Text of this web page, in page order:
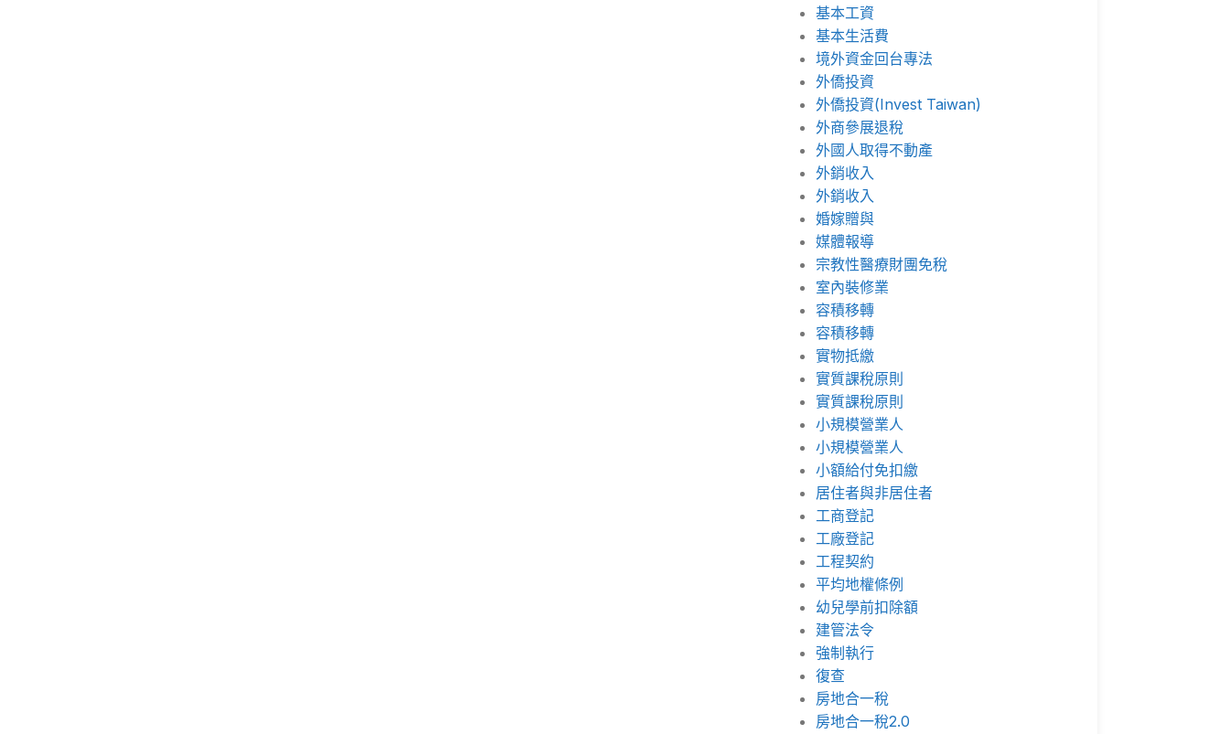
基本工資
基本生活費
境外資金回台專法
外僑投資
外僑投資(Invest Taiwan)
外商參展退稅
外國人取得不動產
外銷收入
外銷收入
婚嫁贈與
媒體報導
宗教性醫療財團免稅
室內裝修業
容積移轉
容積移轉
實物抵繳
實質課稅原則
實質課稅原則
小規模營業人
小規模營業人
小額給付免扣繳
居住者與非居住者
工商登記
工廠登記
工程契約
平均地權條例
幼兒學前扣除額
建管法令
強制執行
復查
房地合一稅
房地合一稅2.0